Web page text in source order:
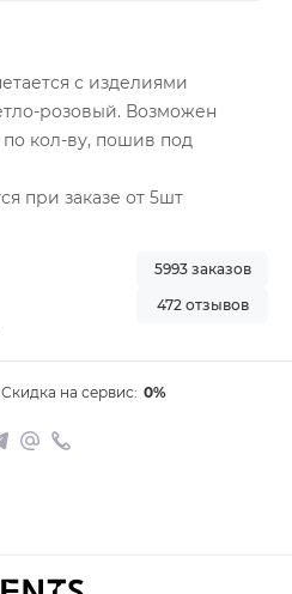
с изделиями
розовый. Возможен
кол-ву, пошив под
при заказе от 5шт
5993 заказов
472 отзывов
Скидка на сервис: 0%